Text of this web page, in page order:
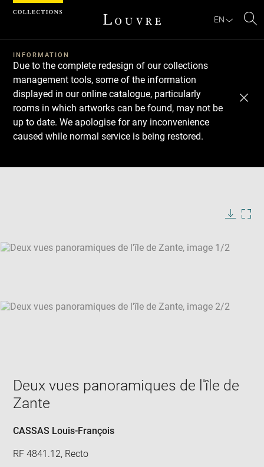
EN
INFORMATION
Due to the complete redesign of our collections
management tools, some of the information
displayed in our online catalogue, particularly
rooms in which artworks can be found, may not be
up to date. We apologise for any inconvenience
caused while normal service is being restored.
SKIP IMAGE CAROUSEL
Download
Next
Previous
Deux vues panoramiques de l'île de
Zante
CASSAS Louis-François
RF 4841.12, Recto
Cookies management panel